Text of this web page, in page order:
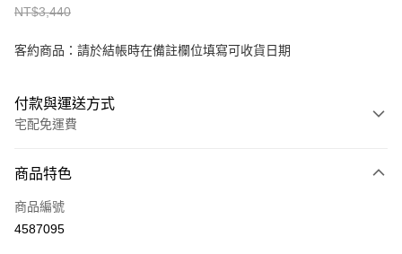
NT$3,440
客約商品：請於結帳時在備註欄位填寫可收貨日期
付款與運送方式
宅配免運費
信用卡一次付款
信用卡分期付款
商品特色
商品編號
4587095